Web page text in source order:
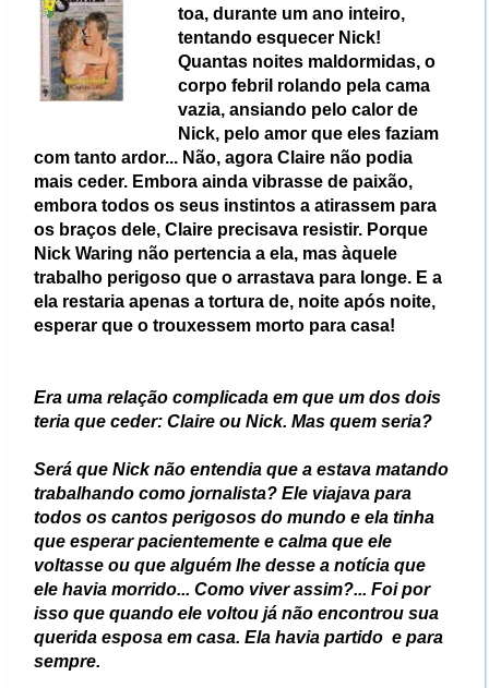
toa, durante um ano inteiro,
tentando esquecer Nick!
Quantas noites maldormidas, o
corpo febril rolando pela cama
vazia, ansiando pelo calor de
Nick, pelo amor que eles faziam
com tanto ardor... Não, agora Claire não podia
mais ceder. Embora ainda vibrasse de paixão,
embora todos os seus instintos a atirassem para
os braços dele, Claire precisava resistir. Porque
Nick Waring não pertencia a ela, mas àquele
trabalho perigoso que o arrastava para longe. E a
ela restaria apenas a tortura de, noite após noite,
esperar que o trouxessem morto para casa!
Era uma relação complicada em que um dos dois
teria que ceder: Claire ou Nick. Mas quem seria?
Será que Nick não entendia que a estava matando
trabalhando como jornalista? Ele viajava para
todos os cantos perigosos do mundo e ela tinha
que esperar pacientemente e calma que ele
voltasse ou que alguém lhe desse a notícia que
ele havia morrido... Como viver assim?... Foi por
isso que quando ele voltou já não encontrou sua
querida esposa em casa. Ela havia partido e para
sempre.